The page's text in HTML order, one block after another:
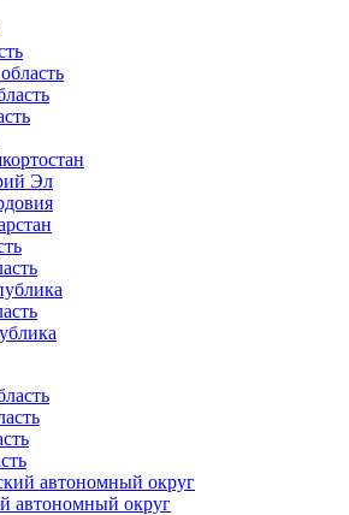
Эл
автономный округ
автономный округ